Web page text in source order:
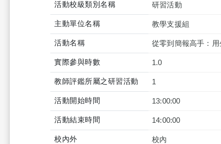
活動校級類別名稱 研習活動
主動單位名稱 教學支援組
活動名稱 從零到簡報高手：
實際參與時數 1.0
教師評鑑所屬之研習活動 1
活動開始時間 13:00:00
活動結束時間 14:00:00
校內外 校內